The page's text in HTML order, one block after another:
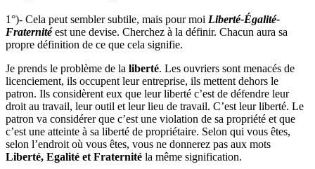
1°)- Cela peut sembler subtile, mais pour moi Liberté-Égalité-
Fraternité est une devise. Cherchez à la définir. Chacun aura sa
propre définition de ce que cela signifie.
Je prends le problème de la liberté. Les ouvriers sont menacés de
licenciement, ils occupent leur entreprise, ils mettent dehors le
patron. Ils considèrent eux que leur liberté c’est de défendre leur
droit au travail, leur outil et leur lieu de travail. C’est leur liberté. Le
patron va considérer que c’est une violation de sa propriété et que
c’est une atteinte à sa liberté de propriétaire. Selon qui vous êtes,
selon l’endroit où vous êtes, vous ne donnerez pas aux mots
Liberté, Egalité et Fraternité la même signification.